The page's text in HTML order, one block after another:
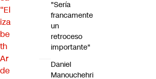
“El
iza
be
th
Ar
de
"Sería
francamente
un
retroceso
importante"
Daniel
Manouchehri